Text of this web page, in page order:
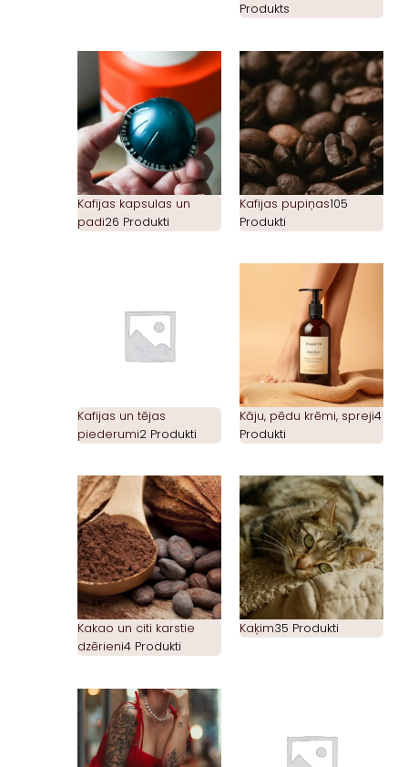
Produkts
Kafijas kapsulas un
padi26 Produkti
Kafijas pupiņas105
Produkti
Kafijas un tējas
piederumi2 Produkti
Kāju, pēdu krēmi, spreji4
Produkti
Kakao un citi karstie
dzērieni4 Produkti
Kaķim35 Produkti